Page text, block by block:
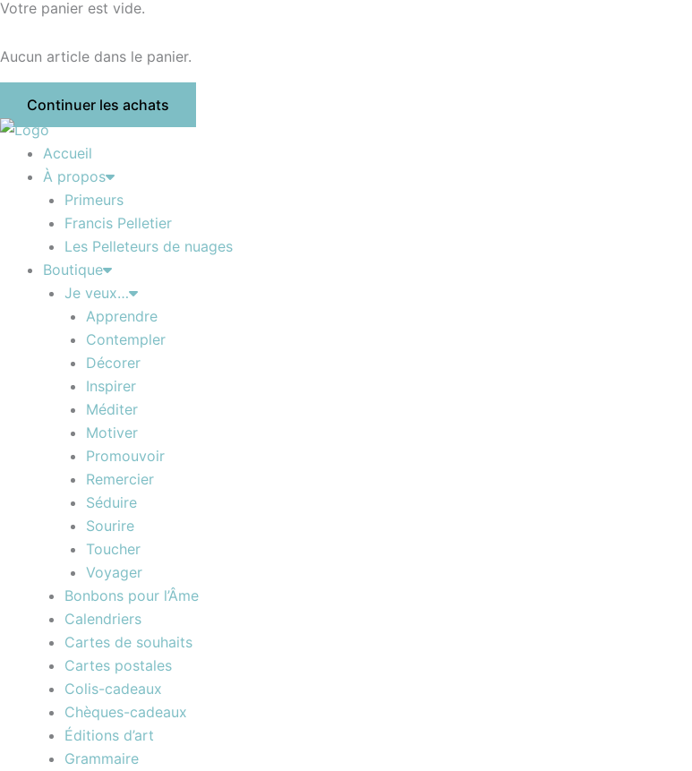
Votre panier est vide.
Aucun article dans le panier.
Continuer les achats
Accueil
À propos
Primeurs
Francis Pelletier
Les Pelleteurs de nuages
Boutique
Je veux…
Apprendre
Contempler
Décorer
Inspirer
Méditer
Motiver
Promouvoir
Remercier
Séduire
Sourire
Toucher
Voyager
Bonbons pour l’Âme
Calendriers
Cartes de souhaits
Cartes postales
Colis-cadeaux
Chèques-cadeaux
Éditions d’art
Grammaire